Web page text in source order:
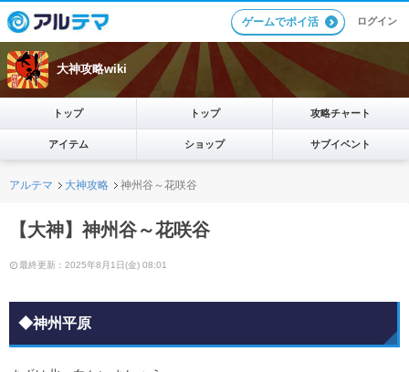
ゲームでポイ活 ログイン
大神攻略wiki
トップ トップ 攻略チャート
アイテム ショップ サブイベント
アルテマ 大神攻略 神州谷～花咲谷
【大神】神州谷～花咲谷
最終更新：2025年8月1日(金) 08:01
◆神州平原